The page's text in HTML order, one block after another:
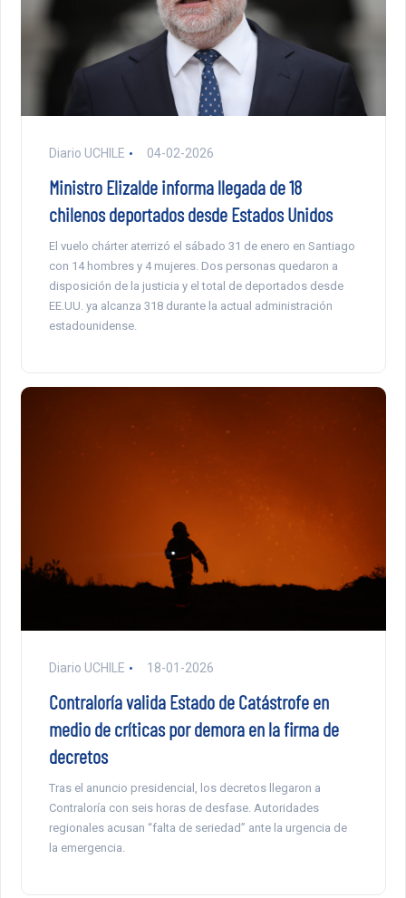
Diario UCHILE 04-02-2026
Ministro Elizalde informa llegada de 18
chilenos deportados desde Estados Unidos
El vuelo chárter aterrizó el sábado 31 de enero en Santiago
con 14 hombres y 4 mujeres. Dos personas quedaron a
disposición de la justicia y el total de deportados desde
EE.UU. ya alcanza 318 durante la actual administración
estadounidense.
Diario UCHILE 18-01-2026
Contraloría valida Estado de Catástrofe en
medio de críticas por demora en la firma de
decretos
Tras el anuncio presidencial, los decretos llegaron a
Contraloría con seis horas de desfase. Autoridades
regionales acusan “falta de seriedad” ante la urgencia de
la emergencia.